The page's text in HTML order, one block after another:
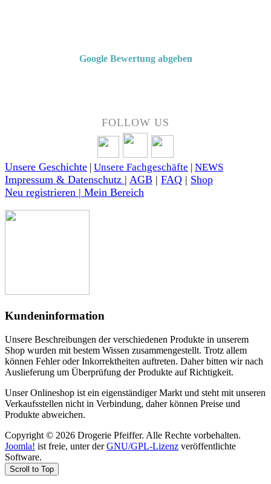
Google Bewertung abgeben
FOLLOW US
Unsere Geschichte | Unsere Fachgeschäfte | NEWS
Impressum & Datenschutz | AGB | FAQ | Shop
Neu registrieren | Mein Bereich
Kundeninformation
Unsere Beschreibungen der verschiedenen Produkte in unserem
Shop wurden mit bestem Wissen zusammengestellt. Trotz allem
können Fehler oder Inkorrektheiten auftreten. Daher bitten wir nach
Auslieferung um Überprüfung der Produkte auf Richtigkeit.
Unser Onlineshop ist ein eigenständiger Markt und steht mit unseren
Verkaufsstellen nicht in Verbindung, daher können Preise und
Produkte abweichen.
Copyright © 2026 Drogerie Pfeiffer. Alle Rechte vorbehalten.
Joomla! ist freie, unter derGNU/GPL-Lizenz veröffentlichte
Software.
Scroll to Top